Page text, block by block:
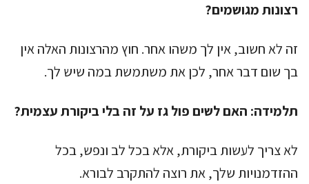
רצונות מגושמים?
זה לא חשוב, אין לך משהו אחר. חוץ מהרצונות האלה אין
בך שום דבר אחר, לכן את משתמשת במה שיש לך.
תלמידה: האם לשים פול גז על זה בלי ביקורת עצמית?
לא צריך לעשות ביקורת, אלא בכל לב ונפש, בכל
ההזדמנויות שלך, את רוצה להתקרב לבורא.